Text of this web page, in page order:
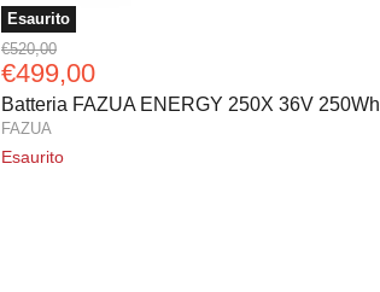
Esaurito
Batteria
FAZUA
ENERGY
250X
36V
250Wh
Prezzo
originale
€520,00
Prezzo
attuale
€499,00
Batteria FAZUA ENERGY 250X 36V 250Wh
FAZUA
Esaurito